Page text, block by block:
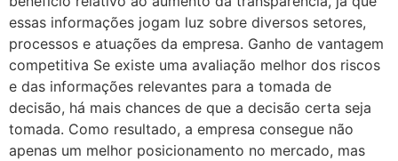
essas informações jogam luz sobre diversos setores,
processos e atuações da empresa. Ganho de vantagem
competitiva Se existe uma avaliação melhor dos riscos
e das informações relevantes para a tomada de
decisão, há mais chances de que a decisão certa seja
tomada. Como resultado, a empresa consegue não
apenas um melhor posicionamento no mercado, mas